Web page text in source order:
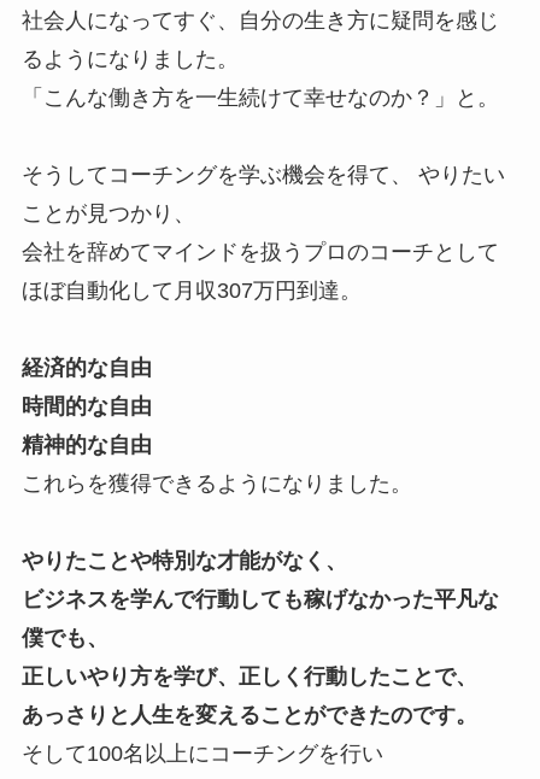
社会人になってすぐ、自分の生き方に疑問を感じ
るようになりました。
「こんな働き方を一生続けて幸せなのか？」と。
そうしてコーチングを学ぶ機会を得て、 やりたい
ことが見つかり、
会社を辞めてマインドを扱うプロのコーチとして
ほぼ自動化して月収307万円到達。
経済的な自由
時間的な自由
精神的な自由
これらを獲得できるようになりました。
やりたことや特別な才能がなく、
ビジネスを学んで行動しても稼げなかった平凡な
僕でも、
正しいやり方を学び、正しく行動したことで、
あっさりと人生を変えることができたのです。
そして100名以上にコーチングを行い